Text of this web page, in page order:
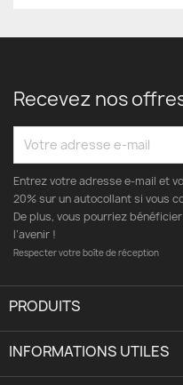
Recevez nos
Entrez votre adresse e-mail et
20% sur un autocollant si vous
De plus, vous pourriez
l’avenir !
Respecter votre boîte de réception
PRODUITS
INFORMATIONS UTILES